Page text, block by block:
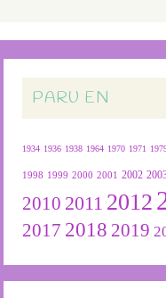
PARU EN
1934 1936 1938 1964 1970 1971
1998 1999 2000 2001 2002
2010 2011 2012
2017 2018 2019